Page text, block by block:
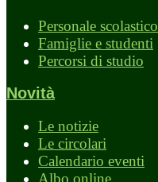
Personale scolastico
Famiglie e studenti
Percorsi di studio
Novità
Le notizie
Le circolari
Calendario eventi
Albo online